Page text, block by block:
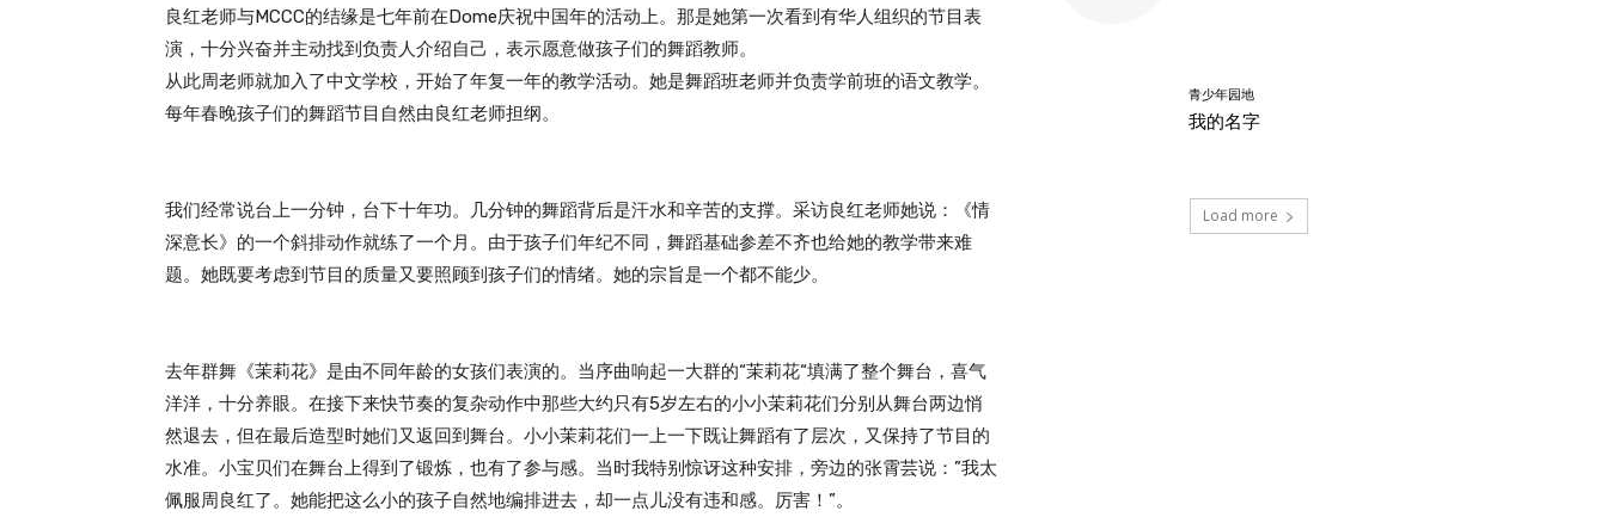
良红老师与MCCC的结缘是七年前在Dome庆祝中国年的活动上。那是她第一次看到有华人组织的节目表
演，十分兴奋并主动找到负责人介绍自己，表示愿意做孩子们的舞蹈教师。
从此周老师就加入了中文学校，开始了年复一年的教学活动。她是舞蹈班老师并负责学前班的语文教学。
每年春晚孩子们的舞蹈节目自然由良红老师担纲。
我们经常说台上一分钟，台下十年功。几分钟的舞蹈背后是汗水和辛苦的支撑。采访良红老师她说：《情
深意长》的一个斜排动作就练了一个月。由于孩子们年纪不同，舞蹈基础参差不齐也给她的教学带来难
题。她既要考虑到节目的质量又要照顾到孩子们的情绪。她的宗旨是一个都不能少。
去年群舞《茉莉花》是由不同年龄的女孩们表演的。当序曲响起一大群的“茉莉花“填满了整个舞台，喜气
洋洋，十分养眼。在接下来快节奏的复杂动作中那些大约只有5岁左右的小小茉莉花们分别从舞台两边悄
然退去，但在最后造型时她们又返回到舞台。小小茉莉花们一上一下既让舞蹈有了层次，又保持了节目的
水准。小宝贝们在舞台上得到了锻炼，也有了参与感。当时我特别惊讶这种安排，旁边的张霄芸说：”我太
佩服周良红了。她能把这么小的孩子自然地编排进去，却一点儿没有违和感。厉害！”。
青少年园地
我的名字
Load more